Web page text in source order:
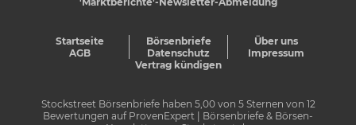
Startseite Börsenbriefe
Über uns
AGB
Datenschutz
Impressum
Vertrag kündigen
Stockstreet Börsenbriefe haben 5,00von 5Sternen von 12
Bewertungen auf ProvenExpert
| Börsenbriefe & Börsen-